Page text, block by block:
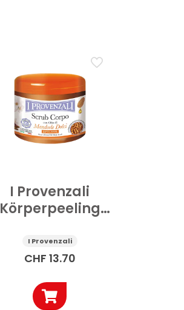
I Provenzali
Körperpeeling
600 g
I Provenzali
CHF 13.70